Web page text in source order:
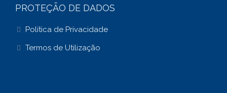
PROTEÇÃO DE DADOS
Política de Privacidade
Termos de Utilização